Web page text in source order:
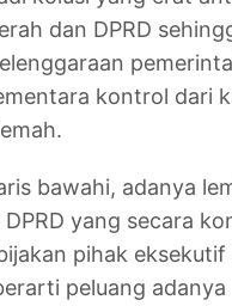
dan DPRD
kontrol dari
bawahi, adanya
yang secara
pihak
peluang adanya